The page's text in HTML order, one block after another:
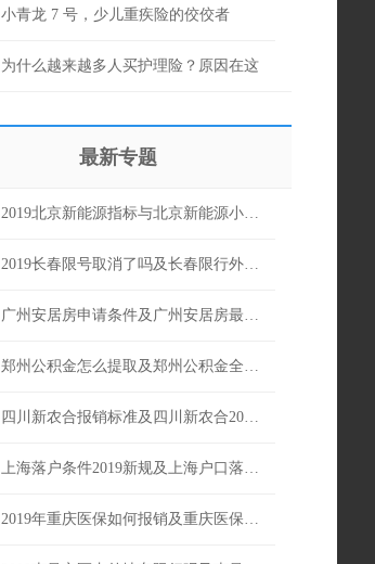
小青龙 7 号，少儿重疾险的佼佼者
为什么越来越多人买护理险？原因在这
最新专题
2019北京新能源指标与北京新能源小客车目录
2019长春限号取消了吗及长春限行外地车牌
广州安居房申请条件及广州安居房最新消息
郑州公积金怎么提取及郑州公积金全额提取条件
四川新农合报销标准及四川新农合2019报销范围
上海落户条件2019新规及上海户口落户政策
2019年重庆医保如何报销及重庆医保报销流程